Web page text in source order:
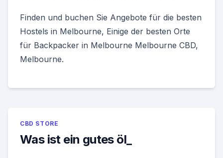
Finden und buchen Sie Angebote für die besten
Hostels in Melbourne, Einige der besten Orte
für Backpacker in Melbourne Melbourne CBD,
Melbourne.
CBD STORE
Was ist ein gutes öl_